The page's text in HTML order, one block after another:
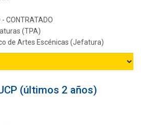
- CONTRATADO
(TPA)
de Artes Escénicas (Jefatura)
(últimos 2 años)